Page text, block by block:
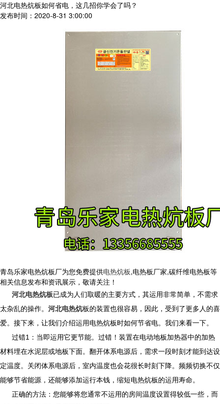
河北电热炕板如何省电，这几招你学会了吗？
发布时间：2020-8-31 3:00:00
青岛乐家电热炕板厂为您免费提供电热炕板,电热板厂家,碳纤维电热板等
相关信息发布和资讯展示，敬请关注！
河北电热炕板已成为人们取暖的主要方式，其运用非常简单，不需求
太杂乱的操作。 河北电热炕板的装置也很容易，因此，受到了更多人的喜
爱。接下来，让我们介绍运用电热炕板时如何节省电。我们来看一下。
过错1：当即运用它更节能。过错！装置在电动地板加热器中的加热
材料埋在水泥层或地板下面。翻开体系电源后，需求一段时刻才能到达设
定温度。关闭体系电源后，室内温度也会花很长时刻下降。频频切换不仅
能够节省能源，还能够添加运行本钱，缩短电热炕板的运用寿命。
正确的方法：您能够将您通常不运用的房间温度设置得较低一些，而